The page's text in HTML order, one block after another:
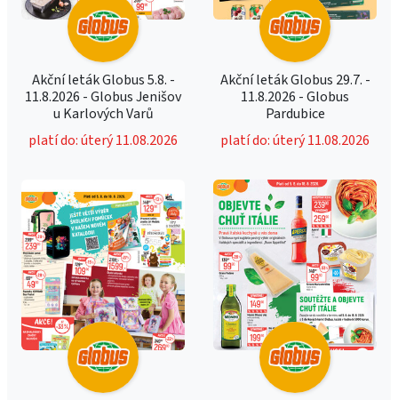
Akční leták Globus 5.8. -
11.8.2026 - Globus Jenišov
u Karlových Varů
platí do: úterý 11.08.2026
Akční leták Globus 29.7. -
11.8.2026 - Globus
Pardubice
platí do: úterý 11.08.2026